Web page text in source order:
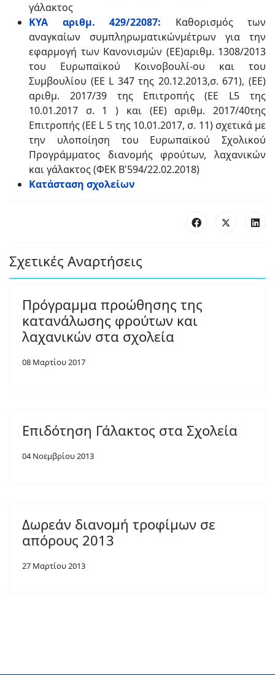
γάλακτος
ΚΥΑ αριθμ. 429/22087: Καθορισμός των
αναγκαίων συμπληρωματικώνμέτρων για την
εφαρμογή των Κανονισμών (ΕΕ)αριθμ. 1308/2013
του Ευρωπαϊκού Κοινοβουλί-ου και του
Συμβουλίου (ΕΕ L 347 της 20.12.2013,σ. 671), (ΕΕ)
αριθμ. 2017/39 της Επιτροπής (ΕΕ L5 της
10.01.2017 σ. 1 ) και (ΕΕ) αριθμ. 2017/40της
Επιτροπής (ΕΕ L 5 της 10.01.2017, σ. 11) σχετικά με
την υλοποίηση του Ευρωπαϊκού Σχολικού
Προγράμματος διανομής φρούτων, λαχανικών
και γάλακτος (ΦΕΚ Β'594/22.02.2018)
Κατάσταση σχολείων
Σχετικές Αναρτήσεις
Πρόγραμμα προώθησης της
κατανάλωσης φρούτων και
λαχανικών στα σχολεία
08 Μαρτίου 2017
Επιδότηση Γάλακτος στα Σχολεία
04 Νοεμβρίου 2013
Δωρεάν διανομή τροφίμων σε
απόρους 2013
27 Μαρτίου 2013